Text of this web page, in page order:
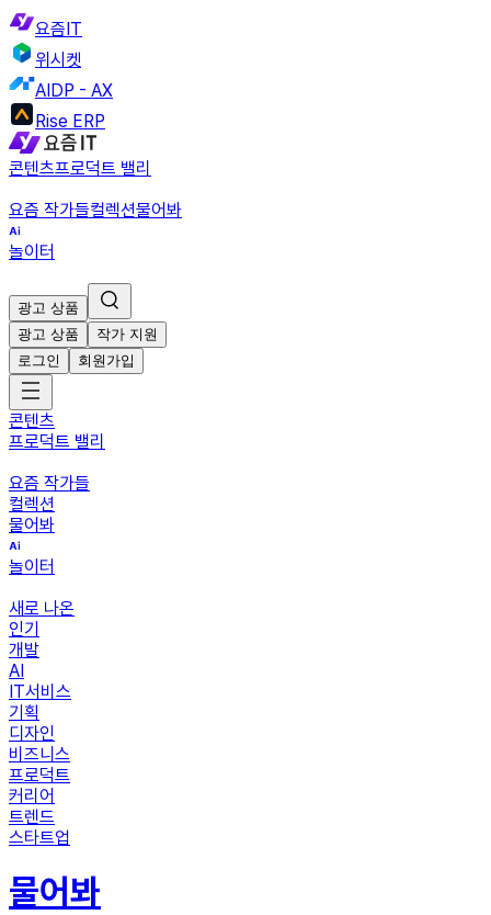
요즘IT
위시켓
AIDP - AX
Rise ERP
콘텐츠프로덕트 밸리
요즘 작가들컬렉션물어봐
놀이터
광고 상품
광고 상품
작가 지원
로그인
회원가입
콘텐츠
프로덕트 밸리
요즘 작가들
컬렉션
물어봐
놀이터
새로 나온
인기
개발
AI
IT서비스
기획
디자인
비즈니스
프로덕트
커리어
트렌드
스타트업
물어봐